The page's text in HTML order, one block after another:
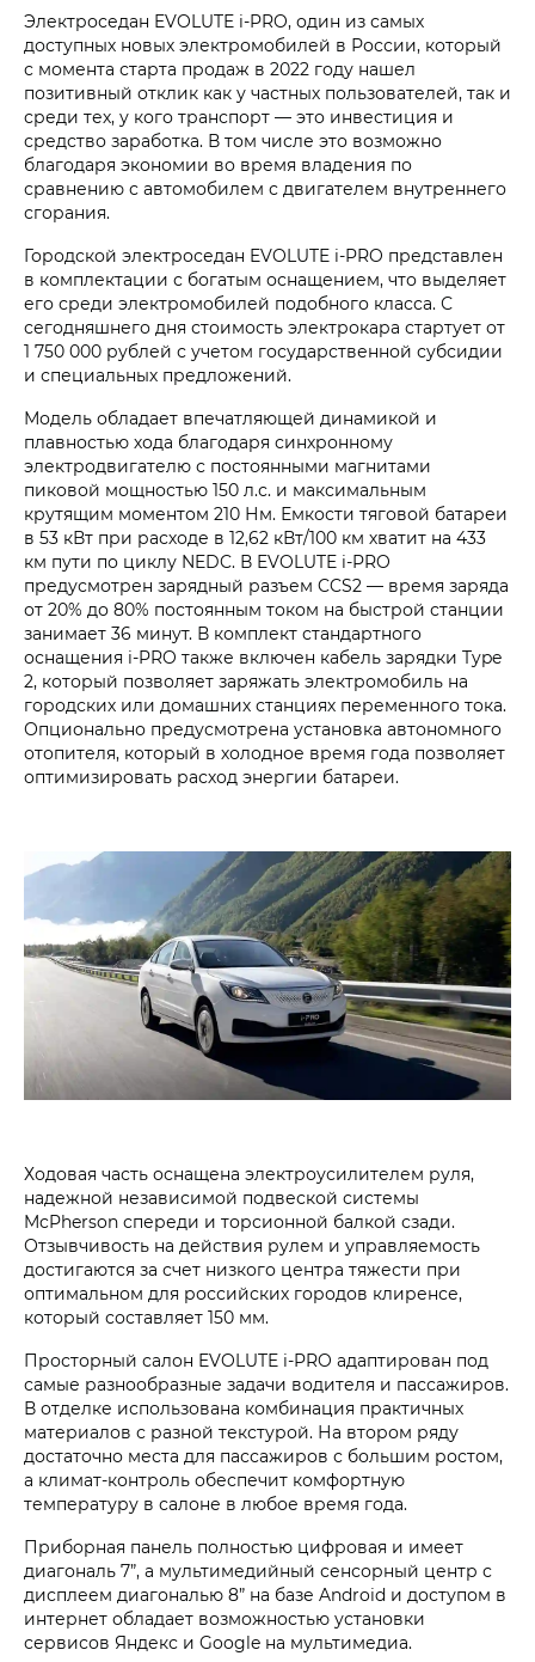
Электроседан EVOLUTE i‑PRO, один из самых
доступных новых электромобилей в России, который
с момента старта продаж в 2022 году нашел
позитивный отклик как у частных пользователей, так и
среди тех, у кого транспорт — это инвестиция и
средство заработка. В том числе это возможно
благодаря экономии во время владения по
сравнению с автомобилем с двигателем внутреннего
сгорания.
Городской электроседан EVOLUTE i‑PRO представлен
в комплектации с богатым оснащением, что выделяет
его среди электромобилей подобного класса. С
сегодняшнего дня стоимость электрокара стартует от
1 750 000 рублей с учетом государственной субсидии
и специальных предложений.
Модель обладает впечатляющей динамикой и
плавностью хода благодаря синхронному
электродвигателю с постоянными магнитами
пиковой мощностью 150 л.с. и максимальным
крутящим моментом 210 Нм. Емкости тяговой батареи
в 53 кВт при расходе в 12,62 кВт/100 км хватит на 433
км пути по циклу NEDC. В EVOLUTE i‑PRO
предусмотрен зарядный разъем CCS2 — время заряда
от 20% до 80% постоянным током на быстрой станции
занимает 36 минут. В комплект стандартного
оснащения i‑PRO также включен кабель зарядки Type
2, который позволяет заряжать электромобиль на
городских или домашних станциях переменного тока.
Опционально предусмотрена установка автономного
отопителя, который в холодное время года позволяет
оптимизировать расход энергии батареи.
Ходовая часть оснащена электроусилителем руля,
надежной независимой подвеской системы
McPherson спереди и торсионной балкой сзади.
Отзывчивость на действия рулем и управляемость
достигаются за счет низкого центра тяжести при
оптимальном для российских городов клиренсе,
который составляет 150 мм.
Просторный салон EVOLUTE i‑PRO адаптирован под
самые разнообразные задачи водителя и пассажиров.
В отделке использована комбинация практичных
материалов с разной текстурой. На втором ряду
достаточно места для пассажиров с большим ростом,
а климат-контроль обеспечит комфортную
температуру в салоне в любое время года.
Приборная панель полностью цифровая и имеет
диагональ 7”, а мультимедийный сенсорный центр с
дисплеем диагональю 8” на базе Android и доступом в
интернет обладает возможностью установки
сервисов Яндекс и Google на мультимедиа.